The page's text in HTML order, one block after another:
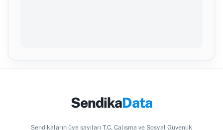
SendikaData
Sendikaların üye sayıları T.C. Çalışma ve Sosyal Güvenlik